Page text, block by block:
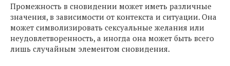
Промежность в сновидении может иметь различные
значения, в зависимости от контекста и ситуации. Она
может символизировать сексуальные желания или
неудовлетворенность, а иногда она может быть всего
лишь случайным элементом сновидения.